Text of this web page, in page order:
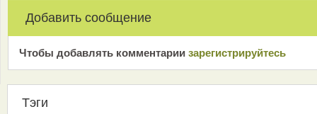
Добавить сообщение
Чтобы добавлять комментарии зарeгиcтрирyйтeсь
Тэги